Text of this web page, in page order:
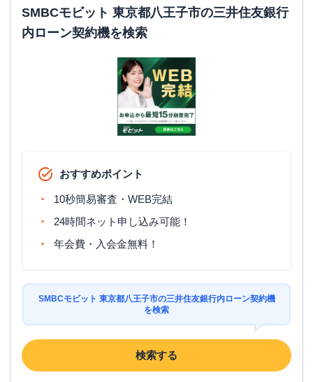
SMBCモビット 東京都八王子市の三井住友銀行
内ローン契約機を検索
おすすめポイント
10秒簡易審査・WEB完結
24時間ネット申し込み可能！
年会費・入会金無料！
SMBCモビット 東京都八王子市の三井住友銀行内ローン契約機
を検索
検索する